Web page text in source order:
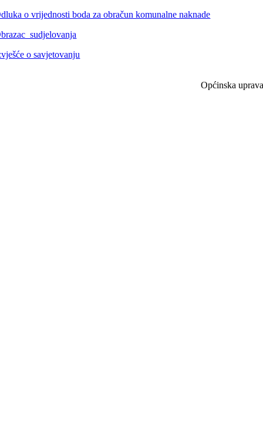
o vrijednosti boda za obračun komunalne naknade
o savjetovanju
Općinska uprava